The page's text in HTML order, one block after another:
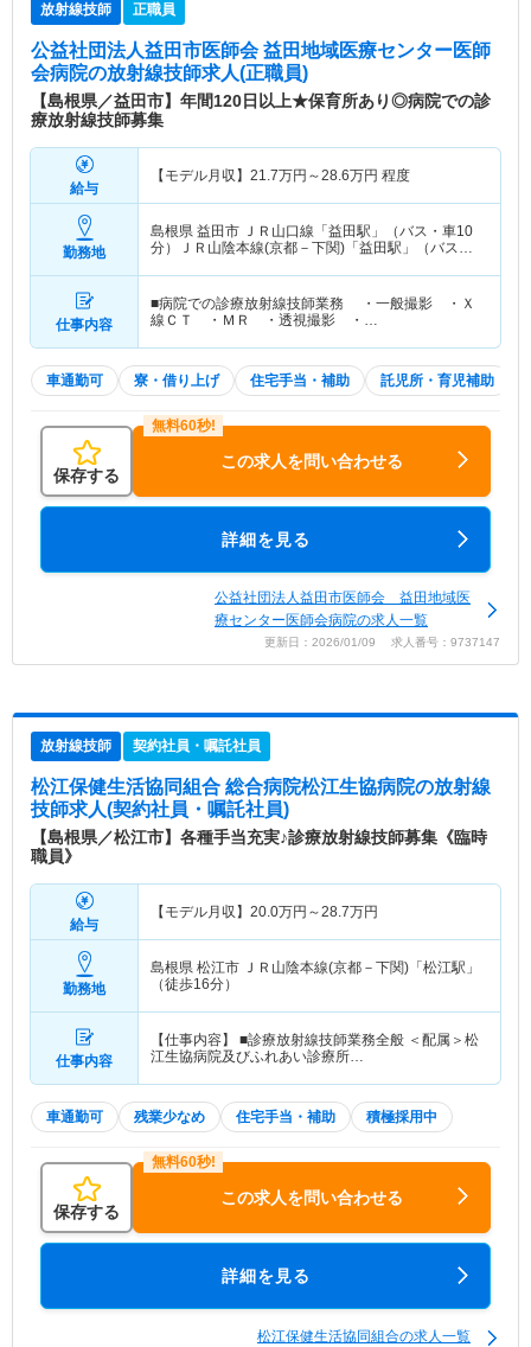
放射線技師 正職員
公益社団法人益田市医師会 益田地域医療センター医師
会病院の放射線技師求人(正職員)
【島根県／益田市】年間120日以上★保育所あり◎病院での診
療放射線技師募集
給与
【モデル月収】 21.7万円～28.6万円 程度
勤務地
島根県 益田市 ＪＲ山口線「益田駅」（バス・車10
分）ＪＲ山陰本線(京都－下関)「益田駅」（バス・
仕事内容
■病院での診療放射線技師業務 ・一般撮影 ・Ｘ
線ＣＴ ・ＭＲ ・透視撮影 ・…
車通勤可 寮・借り上げ 住宅手当・補助 託児所・育児補助
保存する
この求人を問い合わせる
詳細を見る
公益社団法人益田市医師会 益田地域医
療センター医師会病院の求人一覧
更新日：2026/01/09 求人番号：9737147
放射線技師 契約社員・嘱託社員
松江保健生活協同組合 総合病院松江生協病院の放射線
技師求人(契約社員・嘱託社員)
【島根県／松江市】各種手当充実♪診療放射線技師募集《臨時
職員》
給与
【モデル月収】 20.0万円～28.7万円
勤務地
島根県 松江市 ＪＲ山陰本線(京都－下関)「松江駅」
（徒歩16分）
仕事内容
【仕事内容】 ■診療放射線技師業務全般 ＜配属＞松
江生協病院及びふれあい診療所…
車通勤可 残業少なめ 住宅手当・補助 積極採用中
保存する
この求人を問い合わせる
詳細を見る
松江保健生活協同組合の求人一覧